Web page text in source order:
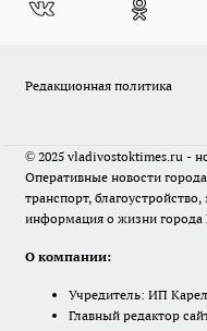
Редакционная политика
© 2025 vladivostoktimes.ru -
Оперативные новости
транспорт,
информация о жизни города
О компании:
Учредитель: ИП
Главный редактор